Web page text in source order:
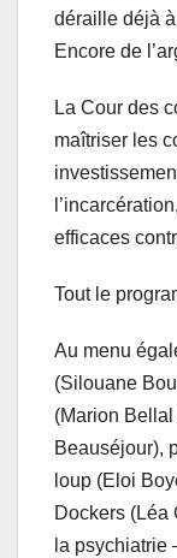
déraille déjà
Encore de
La Cour des
maîtriser les
efficaces
Tout le
Au menu
(Silouane
(Marion
Beauséjour),
loup (Eloi
Dockers (Léa
la psychiatrie